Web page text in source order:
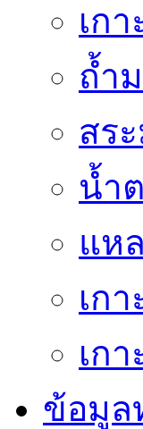
เก
ถ้ำ
สร
น้ำ
แห
เก
เก
ข้อมูล